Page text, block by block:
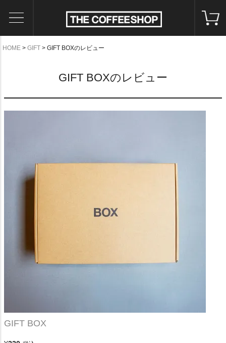
HOME GIFT GIFT BOXのレビュー
GIFT BOXのレビュー
GIFT BOX